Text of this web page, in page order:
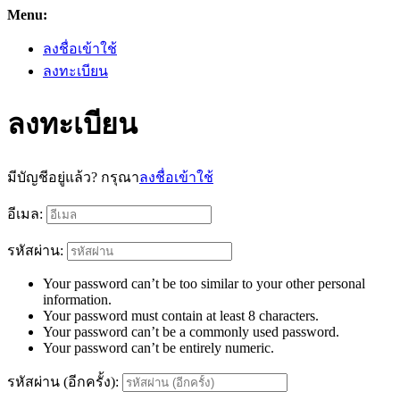
Menu:
ลงชื่อเข้าใช้
ลงทะเบียน
ลงทะเบียน
มีบัญชีอยู่แล้ว? กรุณาลงชื่อเข้าใช้
อีเมล:
รหัสผ่าน:
Your password can’t be too similar to your other personal
information.
Your password must contain at least 8 characters.
Your password can’t be a commonly used password.
Your password can’t be entirely numeric.
รหัสผ่าน (อีกครั้ง):